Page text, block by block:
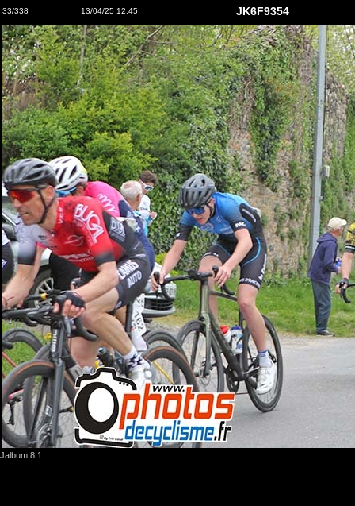
33/338 13/04/25 12:45 JK6F9354
Jalbum 8.1